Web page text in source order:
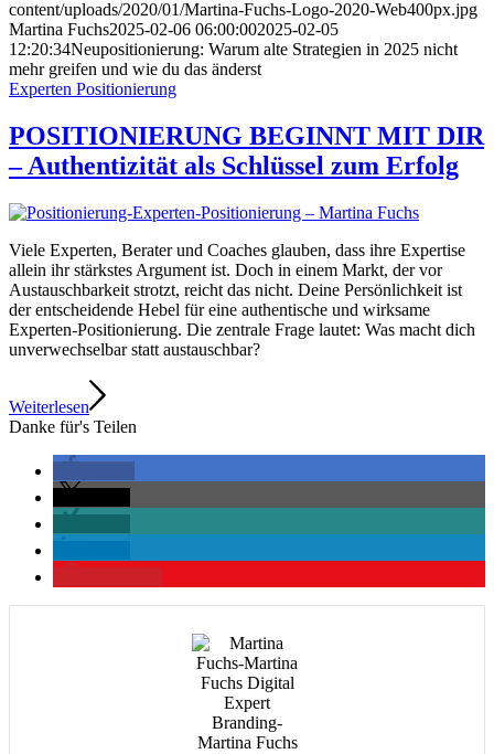
content/uploads/2020/01/Martina-Fuchs-Logo-2020-Web400px.jpg
Martina Fuchs2025-02-06 06:00:002025-02-05
12:20:34Neupositionierung: Warum alte Strategien in 2025 nicht
mehr greifen und wie du das änderst
Experten Positionierung
POSITIONIERUNG BEGINNT MIT DIR
– Authentizität als Schlüssel zum Erfolg
Viele Experten, Berater und Coaches glauben, dass ihre Expertise
allein ihr stärkstes Argument ist. Doch in einem Markt, der vor
Austauschbarkeit strotzt, reicht das nicht. Deine Persönlichkeit ist
der entscheidende Hebel für eine authentische und wirksame
Experten-Positionierung. Die zentrale Frage lautet: Was macht dich
unverwechselbar statt austauschbar?
Weiterlesen
Danke für's Teilen